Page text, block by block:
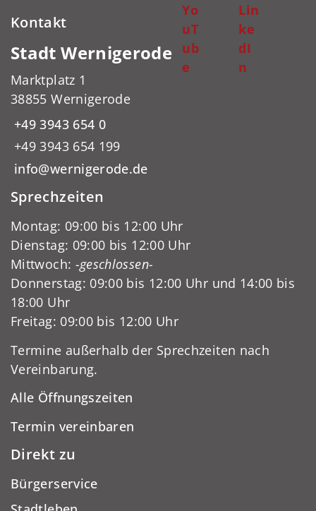
Yo
uT
ub
e
Lin
ke
dI
n
Kontakt
Stadt Wernigerode
Marktplatz 1
38855 Wernigerode
+49 3943 654 0
+49 3943 654 199
info@wernigerode.de
Sprechzeiten
Montag: 09:00 bis 12:00 Uhr
Dienstag: 09:00 bis 12:00 Uhr
Mittwoch: -geschlossen-
Donnerstag: 09:00 bis 12:00 Uhr und 14:00 bis
18:00 Uhr
Freitag: 09:00 bis 12:00 Uhr
Termine außerhalb der Sprechzeiten nach
Vereinbarung.
Alle Öffnungszeiten
Termin vereinbaren
Direkt zu
Bürgerservice